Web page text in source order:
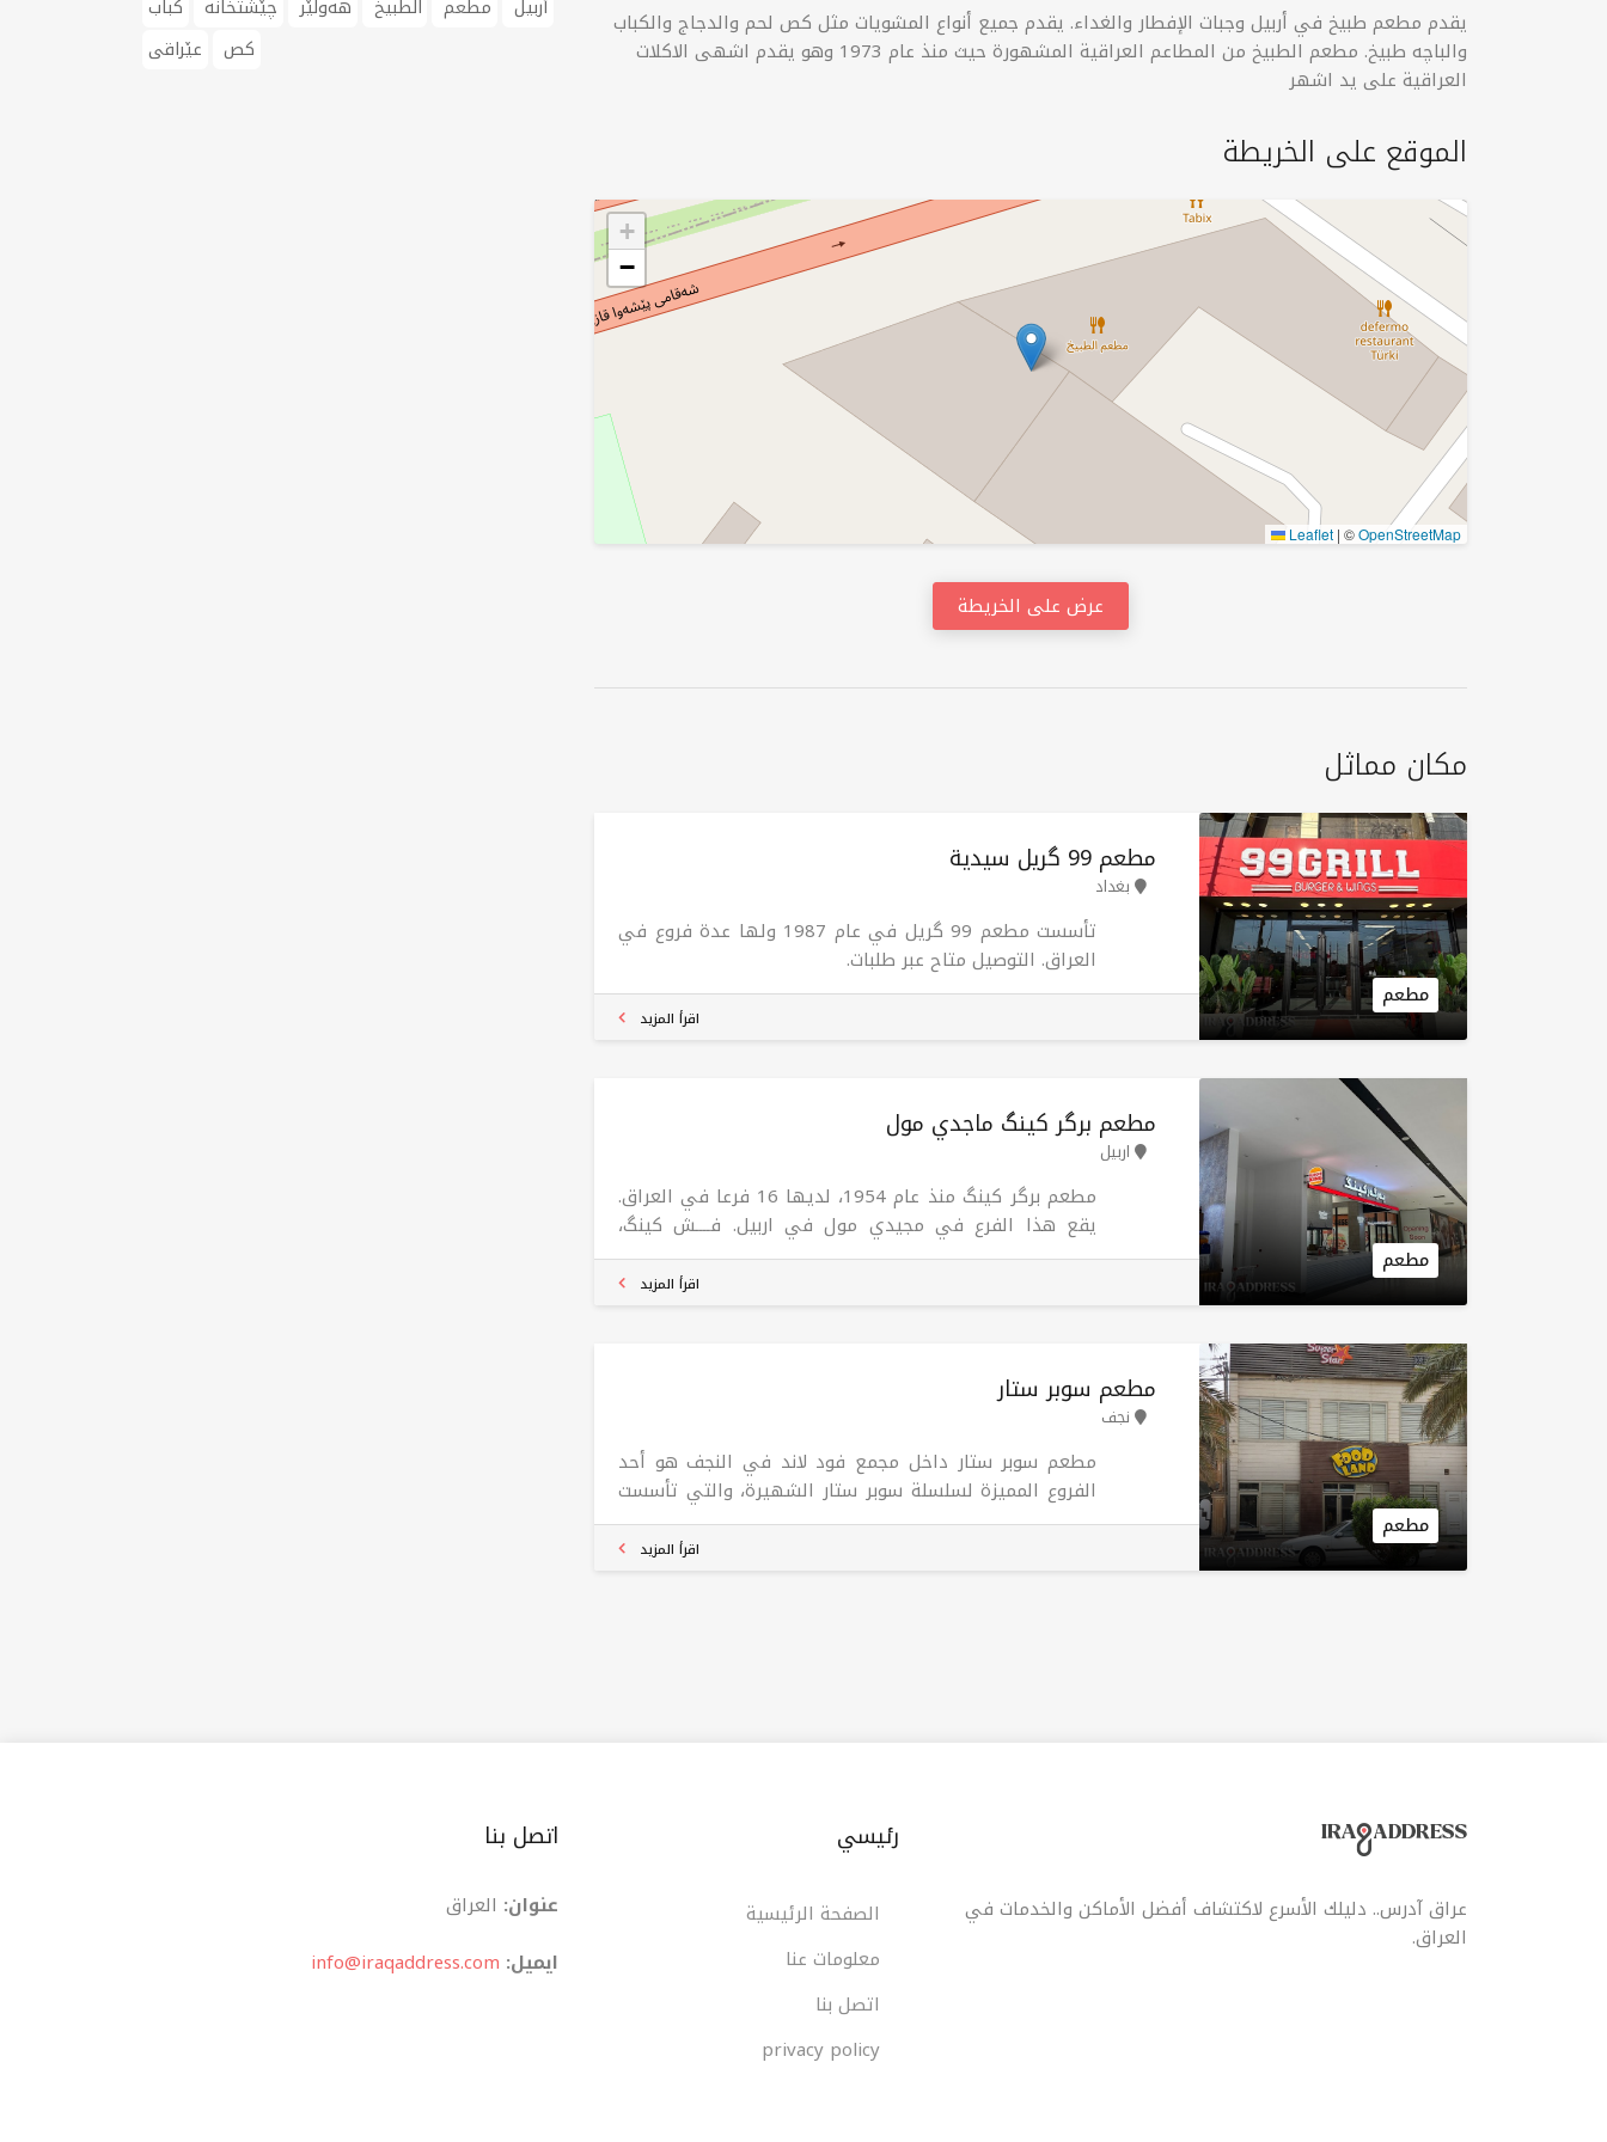
أربیل مطعم الطبيخ هەولێر چێشتخانە
کباب
کص
عێراقی
يقدم مطعم طبيخ في أربيل وجبات الإفطار والغداء. يقدم جميع أنواع المشويات مثل کص لحم والدجاج والكباب
والباچە طبيخ. مطعم الطبيخ من المطاعم العراقية المشهورة حيث منذ عام 1973 وهو يقدم اشهى الاكلات
العراقية على يد اشهر
الموقع على الخريطة
+
−
Leaflet | ©OpenStreetMap
عرض على الخريطة
مكان مماثل
مطعم 99 گریل سيدية
بغداد
مطعم
تأسست مطعم 99 گریل في عام 1987 ولها عدة فروع في
العراق. التوصيل متاح عبر طلبات.
اقرأ المزيد
مطعم برگر کینگ ماجدي مول
اربيل
مطعم
مطعم برگر كينگ منذ عام 1954، لديها 16 فرعا في العراق.
يقع هذا الفرع في مجيدي مول في اربيل. فــــش كينگ،
الوجبة الجديدة، جبنالكم نكهة من أعماق البحر لكل محبين
السمچ،، جربوها هسه من برگر كينگ قبل لا ترجع للبحر لأن
اقرأ المزيد
مطعم سوبر ستار
نجف
مطعم
مطعم سوبر ستار داخل مجمع فود لاند في النجف هو أحد
الفروع المميزة لسلسلة سوبر ستار الشهيرة، والتي تأسست
عام 2012 من قبل شركة رونق الدر. يتميز المطعم بتقديم
وجبات الدجاج المقلي (كنتاكي) والسندويشات بجودة عالية
اقرأ المزيد
عراق آدرس.. دليلك الأسرع لاكتشاف أفضل الأماكن والخدمات في
العراق.
رئيسي
الصفحة الرئيسية
معلومات عنا
اتصل بنا
privacy policy
اتصل بنا
عنوان: العراق
ایمیل: info@iraqaddress.com